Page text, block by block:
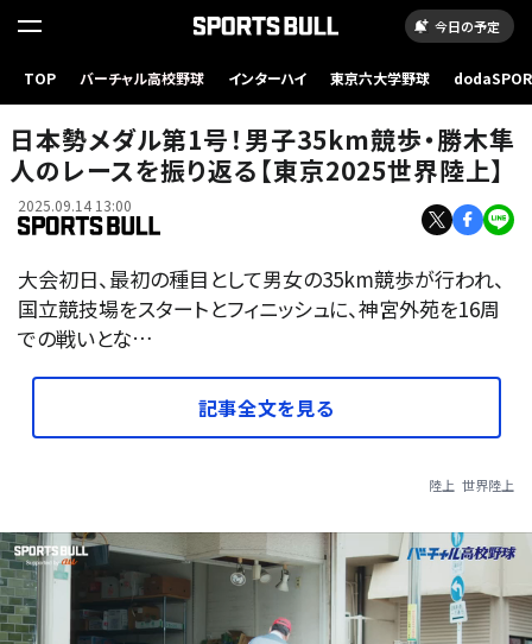
今日の予定
TOP バーチャル高校野球 インターハイ 東京六大学野球
日本勢メダル第1号！男子35km競歩・勝木隼
人のレースを振り返る【東京2025世界陸上】
2025.09.14 13:00
大会初日、最初の種目として男女の35km競歩が行われ、
国立競技場をスタートとフィニッシュに、神宮外苑を16周
での戦いとな…
記事全文を見る
陸上 世界陸上